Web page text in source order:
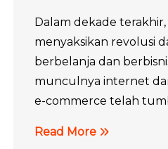
Dalam dekade
menyaksikan revolusi
berbelanja dan
munculnya internet
e-commerce telah
Read More